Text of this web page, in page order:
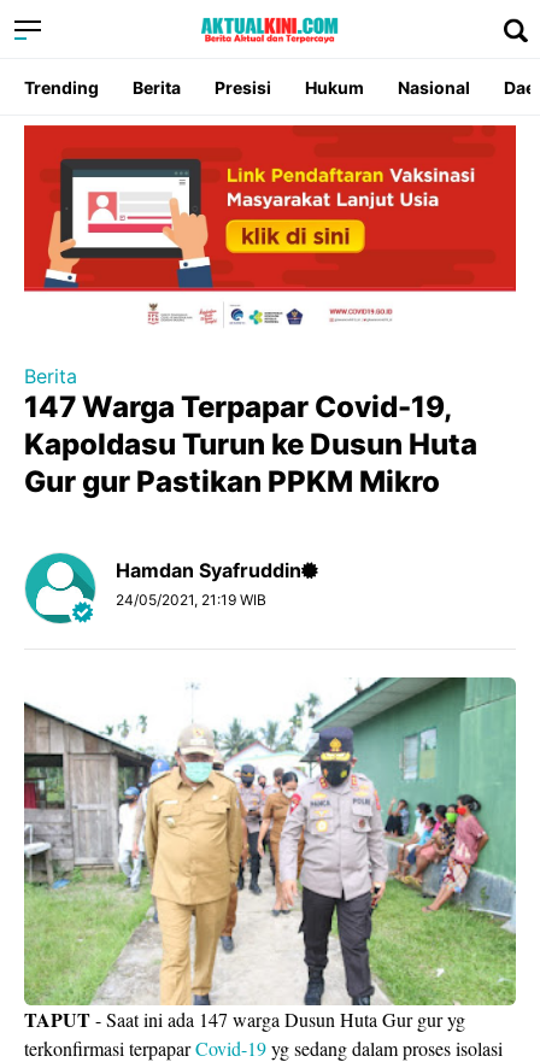
Trending Berita Presisi Hukum Nasional
Berita
147 Warga Terpapar Covid-19,
Kapoldasu Turun ke Dusun Huta
Gur gur Pastikan PPKM Mikro
Hamdan Syafruddin
24/05/2021, 21:19 WIB
TAPUT- Saat ini ada 147 warga Dusun Huta Gur gur yg
terkonfirmasi terpaparCovid-19yg sedang dalam proses isolasi